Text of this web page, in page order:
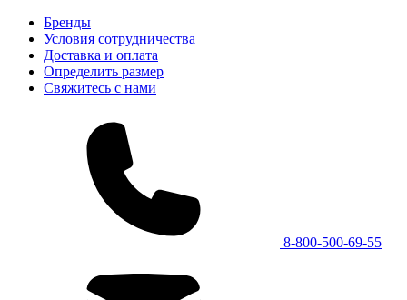
Бренды
Условия сотрудничества
Доставка и оплата
Определить размер
Свяжитесь с нами
8-800-500-69-55